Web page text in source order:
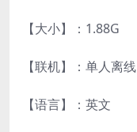
【大小】：1.88G
【联机】：单人离线
【语言】：英文